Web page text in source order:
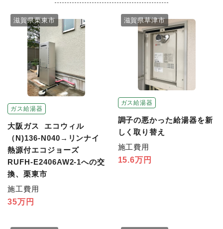
ガス給湯器
滋賀県栗東市
大阪ガス エコウィル
（N)136-N040→リンナイ
熱源付エコジョーズ
RUFH-E2406AW2-1への交
換、栗東市
施工費用
35万円
ガス給湯器
滋賀県草津市
調子の悪かった給湯器を新
しく取り替え
施工費用
15.6万円